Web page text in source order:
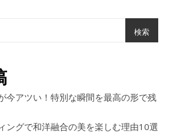
検索
今アツい！特別な瞬間を最高の形で残
ングで和洋融合の美を楽しむ理由10選